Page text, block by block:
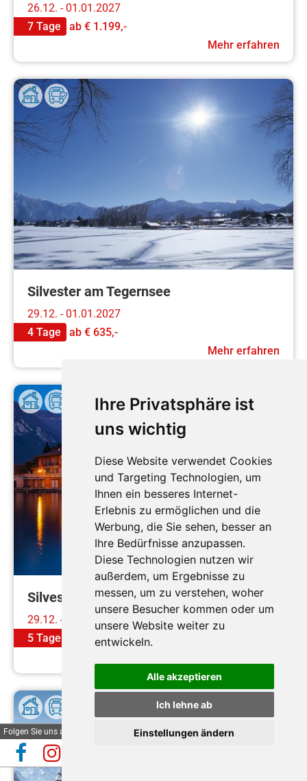
Ihre Privatsphäre ist
uns wichtig
Diese Website verwendet Cookies
und Targeting Technologien, um
Ihnen ein besseres Internet-
Erlebnis zu ermöglichen und die
Werbung, die Sie sehen, besser an
Ihre Bedürfnisse anzupassen.
Diese Technologien nutzen wir
außerdem, um Ergebnisse zu
messen, um zu verstehen, woher
unsere Besucher kommen oder um
unsere Website weiter zu
entwickeln.
Alle akzeptieren
Ich lehne ab
Einstellungen ändern
Automatische Reiseauskunft
26.12. - 01.01.2027
7 Tage
ab € 1.199,-
Mehr erfahren
Silvester am Tegernsee
29.12. - 01.01.2027
4 Tage
ab € 635,-
Mehr erfahren
Hotel in guter Lage
Silvester am Gardasee
29.12. - 02.01.2027
5 Tage
€ 699,-
Folgen Sie uns auf